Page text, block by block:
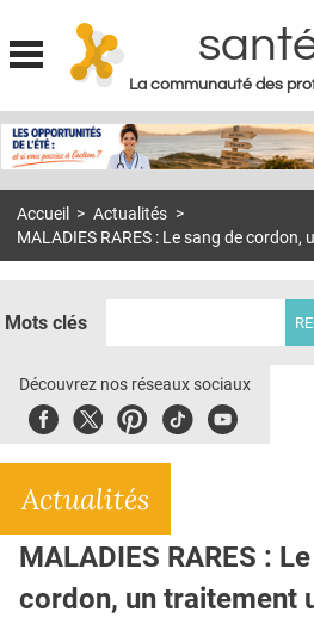
Jump to
La communauté des
MON COMPTE
S'ABONNER À LA REVUE SOIN À DOMICILE
DOSSIERS
E-REVUE SAD
L'APP
QUI SOMMES-NOUS ?
PUBLICITÉ
Accueil > Actualités >
MALADIES RARES : Le sang de
Mots clés
Découvrez nos réseaux sociaux
FacebookTwitterPinterest
TiktokYoubute
Actualités
MALADIES RARES :
cordon, un traitement